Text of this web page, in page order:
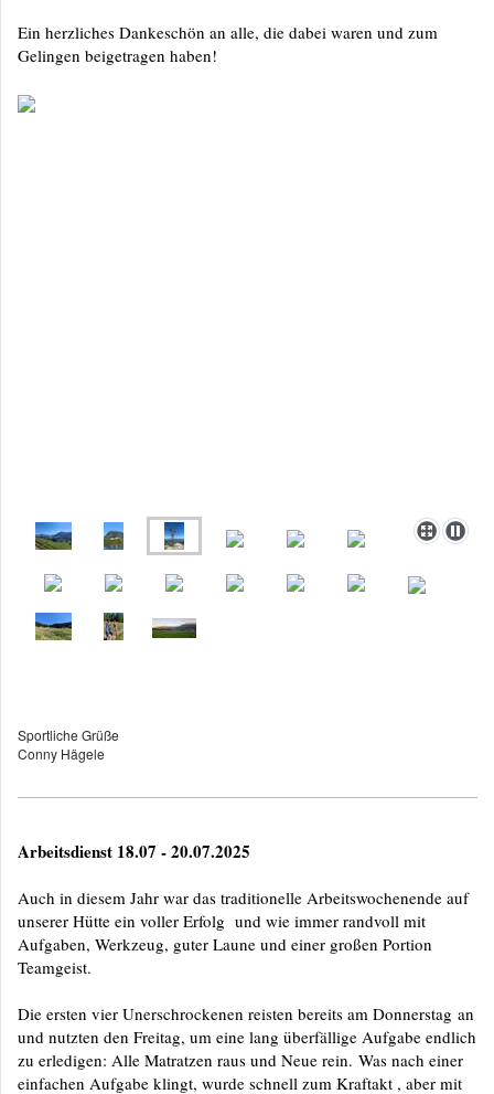
Ein herzliches Dankeschön an alle, die dabei waren und zum
Gelingen beigetragen haben!
Sportliche Grüße
Conny Hägele
Arbeitsdienst 18.07 - 20.07.2025
Auch in diesem Jahr war das traditionelle Arbeitswochenende auf
unserer Hütte ein voller Erfolg und wie immer randvoll mit
Aufgaben, Werkzeug, guter Laune und einer großen Portion
Teamgeist.
Die ersten vier Unerschrockenen reisten bereits am Donnerstag an
und nutzten den Freitag, um eine lang überfällige Aufgabe endlich
zu erledigen: Alle Matratzen raus und Neue rein. Was nach einer
einfachen Aufgabe klingt, wurde schnell zum Kraftakt , aber mit